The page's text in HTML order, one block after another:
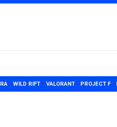
WILD RIFT VALORANT PROJECT F